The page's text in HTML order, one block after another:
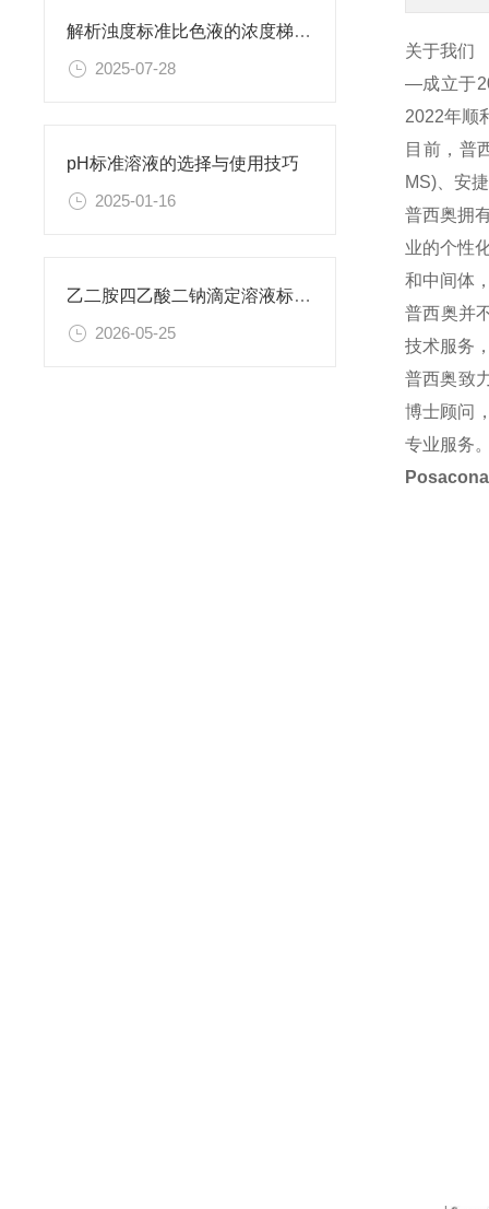
解析浊度标准比色液的浓度梯度与配比
2025-07-28
pH标准溶液的选择与使用技巧
2025-01-16
乙二胺四乙酸二钠滴定溶液标准物质的制备与应用指南
2026-05-25
关于我们
—成立于
2022年顺
目前，普
MS)、安
普西奥拥
业的个性
和中间体
普西奥并
技术服务
普西奥致
博士顾问
专业服务